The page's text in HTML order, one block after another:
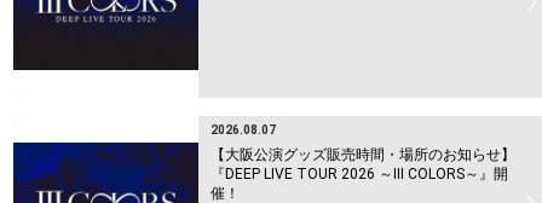
2026.08.07
【大阪公演グッズ販売時間・場所のお知らせ】
『DEEP LIVE TOUR 2026 ～Ⅲ COLORS～』開
催！